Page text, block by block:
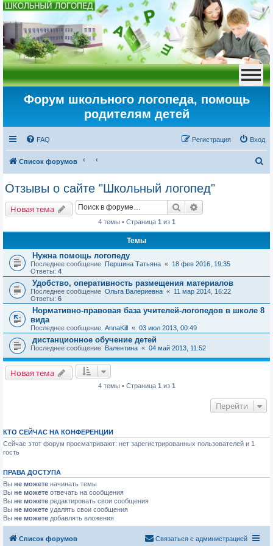
Форум школьного логопеда, помощь
родителям детей
FAQ Вход
Регистрация
Список форумов
о
Отзывы о сайте "Школьный логопед"
Новая тема Поиск
4 темы • Страница 1 из 1
Темы
Нужна помощь логопеду
Последнее сообщение Першина Татьяна « 18 фев 2016, 19:35
Ответы: 4
Удобство, оперативность размещения материалов
Последнее сообщение Ольга Валериевна « 11 мар 2014, 16:22
Ответы: 6
Нормативно-правовая база учителей-логопедов в школе 8
вида
Последнее сообщение AnnaKill « 03 июл 2013, 00:49
дистанционное обучение детей
Последнее сообщение Валентина « 04 май 2013, 11:52
Новая тема
4 темы • Страница 1 из 1
Перейти
КТО СЕЙЧАС НА КОНФЕРЕНЦИИ
Сейчас этот форум просматривают: нет зарегистрированных пользователей и 1
гость
ПРАВА ДОСТУПА
Вы не можете начинать темы
Вы не можете отвечать на сообщения
Вы не можете редактировать свои сообщения
Вы не можете удалять свои сообщения
Вы не можете добавлять вложения
Список форумов Связаться с администрацией